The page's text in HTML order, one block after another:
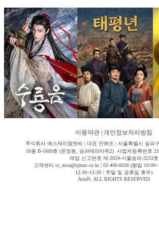
이용약관 개인정보처리방침
주식회사 에스제이엠엔씨 | 대표 안해조 | 서울특별시 송파
16층 B-1609호 (문정동, 송파테라타워2) 사업자등록번호
매업 신고번호 제-2024-서울송파-3233호
고객센터 cs_moa@sjmnc.co.kr | 02-400-6036 (평일
12:30~13:30 / 주말 및 공휴일 휴무)
AsiaN. ALL RIGHTS RESERVED